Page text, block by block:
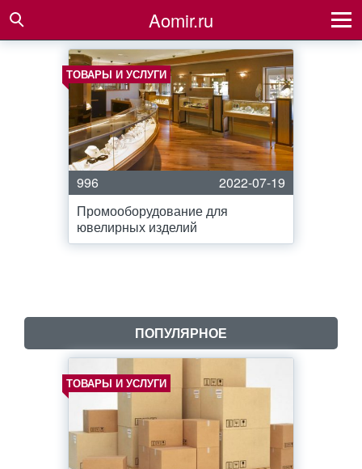
Aomir.ru
ТОВАРЫ И УСЛУГИ
996
2022-07-19
Промооборудование для
ювелирных изделий
ПОПУЛЯРНОЕ
ТОВАРЫ И УСЛУГИ